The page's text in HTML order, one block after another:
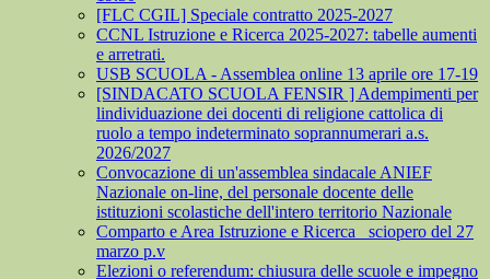
[FLC CGIL] Speciale contratto 2025-2027
CCNL Istruzione e Ricerca 2025-2027: tabelle aumenti
e arretrati.
USB SCUOLA - Assemblea online 13 aprile ore 17-19
[SINDACATO SCUOLA FENSIR ] Adempimenti per
lindividuazione dei docenti di religione cattolica di
ruolo a tempo indeterminato soprannumerari a.s.
2026/2027
Convocazione di un'assemblea sindacale ANIEF
Nazionale on-line, del personale docente delle
istituzioni scolastiche dell'intero territorio Nazionale
Comparto e Area Istruzione e Ricerca_ sciopero del 27
marzo p.v
Elezioni o referendum: chiusura delle scuole e impegno